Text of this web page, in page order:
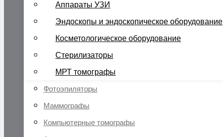
Аппараты УЗИ
Эндоскопы и эндоскопическое оборудование
Косметологическое оборудование
Стерилизаторы
МРТ томографы
Фотоэпиляторы
Маммографы
Компьютерные томографы